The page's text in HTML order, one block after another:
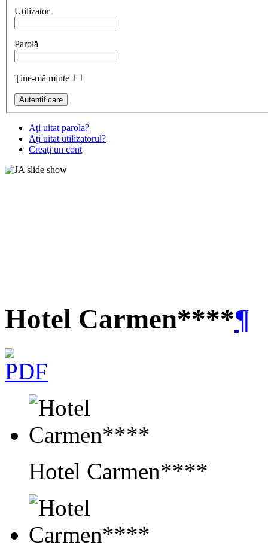
Utilizator
Parolă
Ţine-mă minte
Aţi uitat parola?
Aţi uitat utilizatorul?
Creaţi un cont
Hotel Carmen****¶
Hotel Carmen****